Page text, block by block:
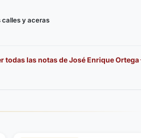
calles y aceras
todas las notas deJosé Enrique Ortega